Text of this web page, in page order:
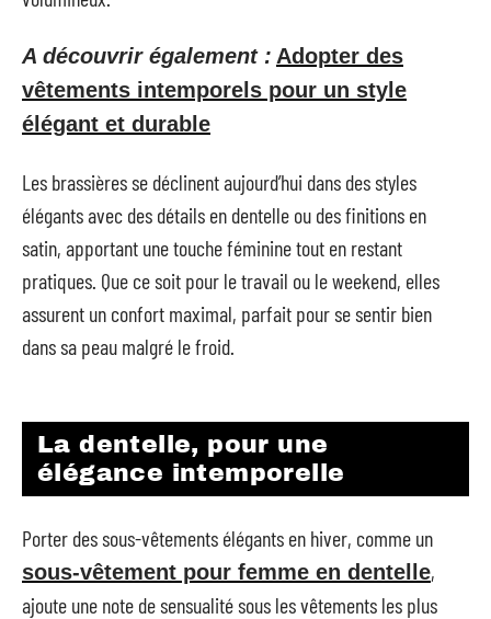
A découvrir également : Adopter des
vêtements intemporels pour un style
élégant et durable
Les brassières se déclinent aujourd’hui dans des styles
élégants avec des détails en dentelle ou des finitions en
satin, apportant une touche féminine tout en restant
pratiques. Que ce soit pour le travail ou le weekend, elles
assurent un confort maximal, parfait pour se sentir bien
dans sa peau malgré le froid.
La dentelle, pour une
élégance intemporelle
Porter des sous-vêtements élégants en hiver, comme un
sous-vêtement pour femme en dentelle,
ajoute une note de sensualité sous les vêtements les plus